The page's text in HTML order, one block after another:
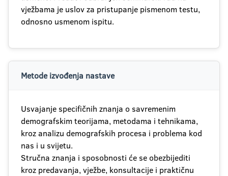
vježbama je uslov za pristupanje pismenom testu,
odnosno usmenom ispitu.
Metode izvođenja nastave
Usvajanje specifičnih znanja o savremenim
demografskim teorijama, metodama i tehnikama,
kroz analizu demografskih procesa i problema kod
nas i u svijetu.
Stručna znanja i sposobnosti će se obezbijediti
kroz predavanja, vježbe, konsultacije i praktičnu